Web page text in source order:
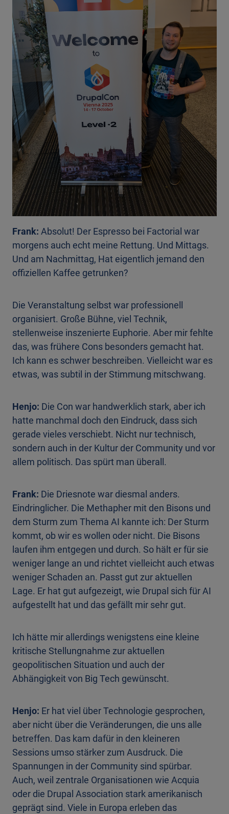
Frank: Absolut! Der Espresso bei Factorial war
morgens auch echt meine Rettung. Und Mittags.
Und am Nachmittag, Hat eigentlich jemand den
offiziellen Kaffee getrunken?
Die Veranstaltung selbst war professionell
organisiert. Große Bühne, viel Technik,
stellenweise inszenierte Euphorie. Aber mir fehlte
das, was frühere Cons besonders gemacht hat.
Ich kann es schwer beschreiben. Vielleicht war es
etwas, was subtil in der Stimmung mitschwang.
Henjo: Die Con war handwerklich stark, aber ich
hatte manchmal doch den Eindruck, dass sich
gerade vieles verschiebt. Nicht nur technisch,
sondern auch in der Kultur der Community und vor
allem politisch. Das spürt man überall.
Frank: Die Driesnote war diesmal anders.
Eindringlicher. Die Methapher mit den Bisons und
dem Sturm zum Thema AI kannte ich: Der Sturm
kommt, ob wir es wollen oder nicht. Die Bisons
laufen ihm entgegen und durch. So hält er für sie
weniger lange an und richtet vielleicht auch etwas
weniger Schaden an. Passt gut zur aktuellen
Lage. Er hat gut aufgezeigt, wie Drupal sich für AI
aufgestellt hat und das gefällt mir sehr gut.
Ich hätte mir allerdings wenigstens eine kleine
kritische Stellungnahme zur aktuellen
geopolitischen Situation und auch der
Abhängigkeit von Big Tech gewünscht.
Henjo: Er hat viel über Technologie gesprochen,
aber nicht über die Veränderungen, die uns alle
betreffen. Das kam dafür in den kleineren
Sessions umso stärker zum Ausdruck. Die
Spannungen in der Community sind spürbar.
Auch, weil zentrale Organisationen wie Acquia
oder die Drupal Association stark amerikanisch
geprägt sind. Viele in Europa erleben das